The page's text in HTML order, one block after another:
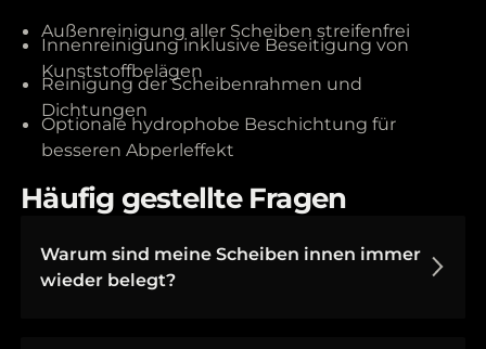
Außenreinigung aller Scheiben streifenfrei
Innenreinigung inklusive Beseitigung von
Kunststoffbelägen
Reinigung der Scheibenrahmen und
Dichtungen
Optionale hydrophobe Beschichtung für
besseren Abperleffekt
Häufig gestellte Fragen
Warum sind meine Scheiben innen immer
wieder belegt?